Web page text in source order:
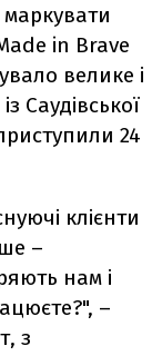
in Brave
велике і
Саудівської
24
клієнти
–
нам і
–
з